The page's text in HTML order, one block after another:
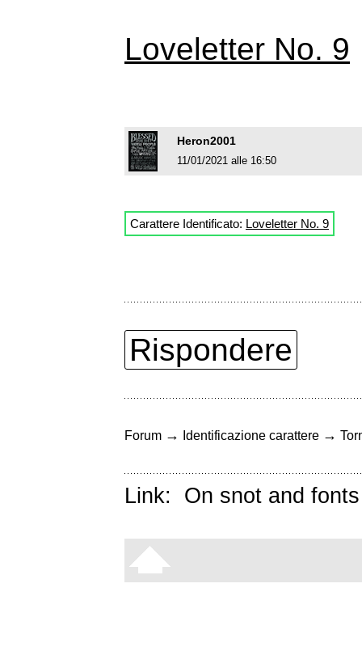
Loveletter No. 9
Heron2001
11/01/2021 alle 16:50
Carattere Identificato: Loveletter No. 9
Rispondere
Forum → Identificazione carattere →
Link: On snot and fonts